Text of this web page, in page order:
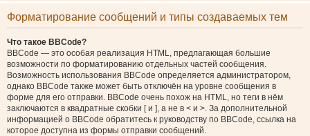
Форматирование сообщений и типы создаваемых тем
Что такое BBCode?
BBCode — это особая реализация HTML, предлагающая большие
возможности по форматированию отдельных частей сообщения.
Возможность использования BBCode определяется администратором,
однако BBCode также может быть отключён на уровне сообщения в
форме для его отправки. BBCode очень похож на HTML, но теги в нём
заключаются в квадратные скобки [ и ], а не в < и >. За дополнительной
информацией о BBCode обратитесь к руководству по BBCode, ссылка на
которое доступна из формы отправки сообщений.